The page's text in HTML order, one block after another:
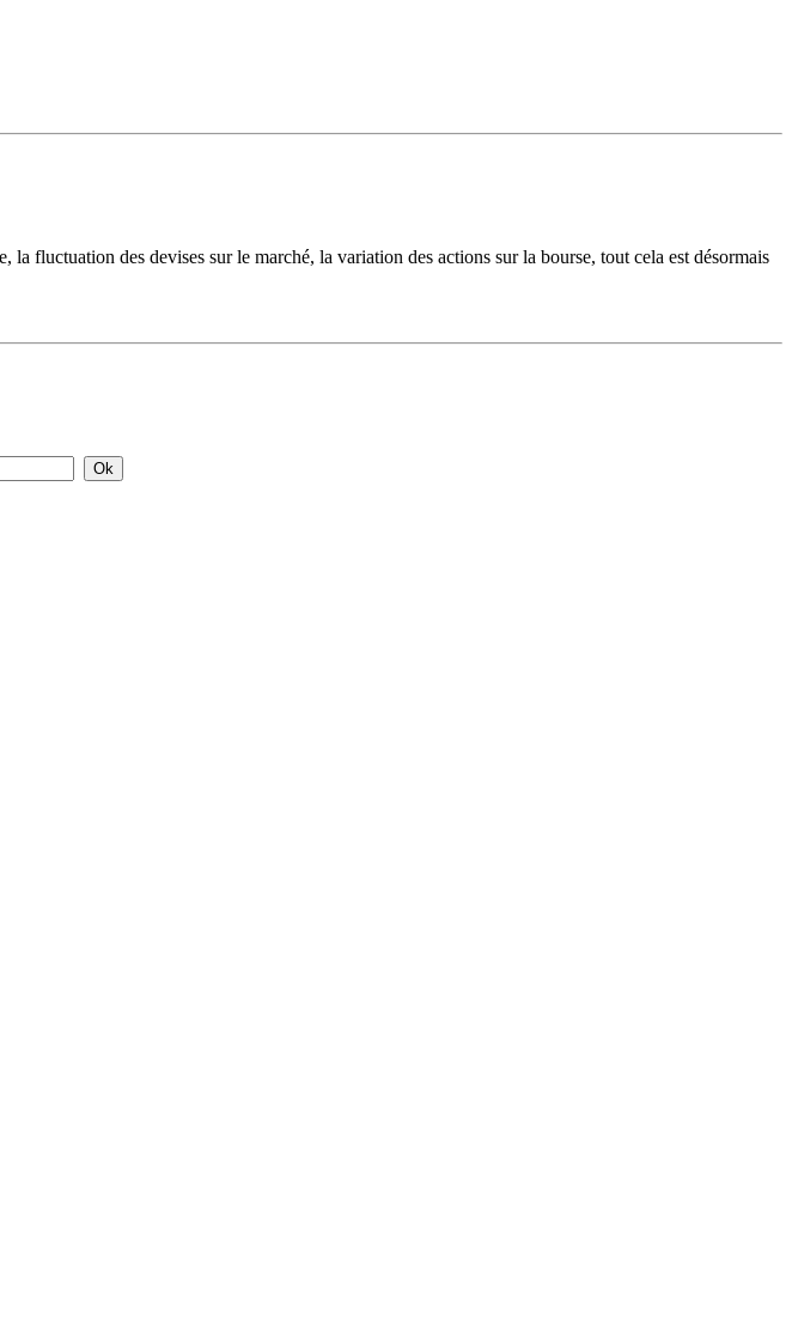
fluctuation des devises sur le marché, la variation des actions sur la bourse, tout cela est désormais